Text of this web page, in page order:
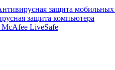
защита мобильных
защита компьютера
LiveSafe